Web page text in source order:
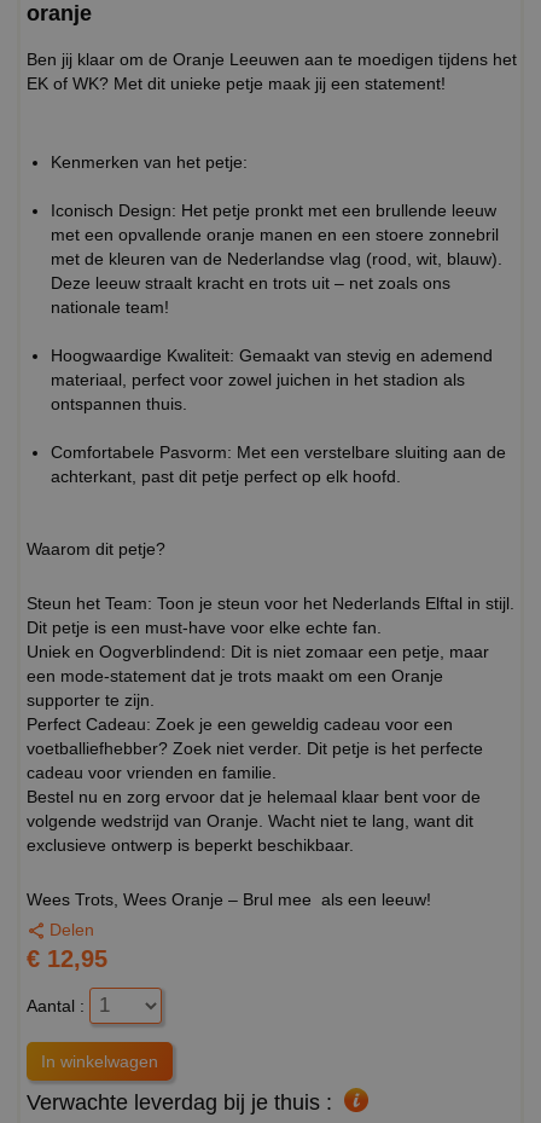
oranje
Ben jij klaar om de Oranje Leeuwen aan te moedigen tijdens het
EK of WK? Met dit unieke petje maak jij een statement!
Kenmerken van het petje:
Iconisch Design: Het petje pronkt met een brullende leeuw
met een opvallende oranje manen en een stoere zonnebril
met de kleuren van de Nederlandse vlag (rood, wit, blauw).
Deze leeuw straalt kracht en trots uit – net zoals ons
nationale team!
Hoogwaardige Kwaliteit: Gemaakt van stevig en ademend
materiaal, perfect voor zowel juichen in het stadion als
ontspannen thuis.
Comfortabele Pasvorm: Met een verstelbare sluiting aan de
achterkant, past dit petje perfect op elk hoofd.
Waarom dit petje?
Steun het Team: Toon je steun voor het Nederlands Elftal in stijl.
Dit petje is een must-have voor elke echte fan.
Uniek en Oogverblindend: Dit is niet zomaar een petje, maar
een mode-statement dat je trots maakt om een Oranje
supporter te zijn.
Perfect Cadeau: Zoek je een geweldig cadeau voor een
voetballiefhebber? Zoek niet verder. Dit petje is het perfecte
cadeau voor vrienden en familie.
Bestel nu en zorg ervoor dat je helemaal klaar bent voor de
volgende wedstrijd van Oranje. Wacht niet te lang, want dit
exclusieve ontwerp is beperkt beschikbaar.
Wees Trots, Wees Oranje – Brul mee als een leeuw!
Delen
€ 12,95
Aantal :
Verwachte leverdag bij je thuis :